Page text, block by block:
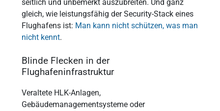
seitlich und unbemerkt auszubreiten. Und ganz
gleich, wie leistungsfähig der Security-Stack eines
Flughafens ist: Man kann nicht schützen, was man
nicht kennt.
Blinde Flecken in der
Flughafeninfrastruktur
Veraltete HLK-Anlagen,
Gebäudemanagementsysteme oder